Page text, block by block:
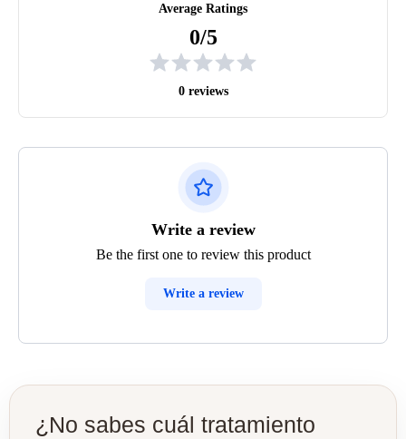
Average Ratings
0/5
0 reviews
Write a review
Be the first one to review this product
Write a review
¿No sabes cuál tratamiento